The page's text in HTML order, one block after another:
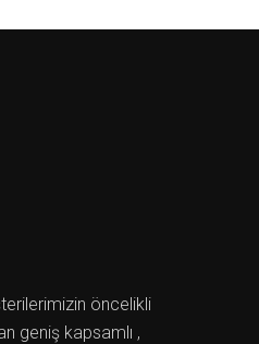
öncelikli
geniş kapsamlı ,